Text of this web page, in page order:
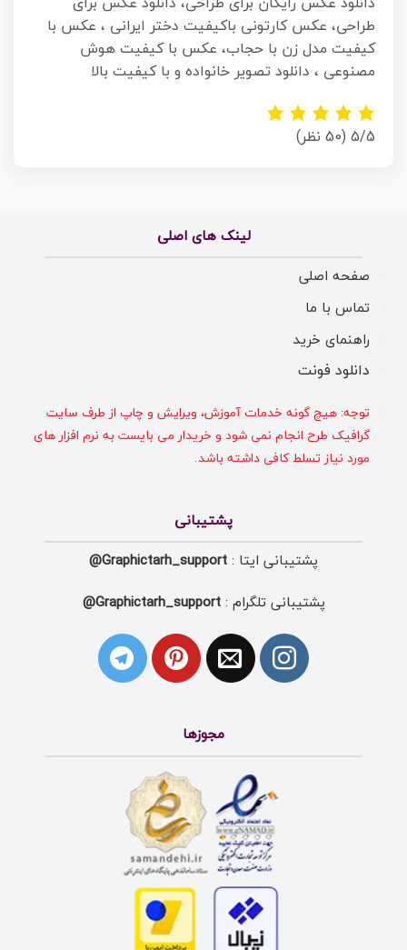
طراحی، عکس کارتونی باکیفیت دختر ایرانی ، عکس با
کیفیت مدل زن با حجاب، عکس با کیفیت هوش
مصنوعی ، دانلود تصویر خانواده و با کیفیت بالا
5/5 (50 نظر)
لینک های اصلی
صفحه اصلی
تماس با ما
راهنمای خرید
دانلود فونت
توجه: هیچ گونه خدمات آموزش، ویرایش و چاپ از طرف سایت
گرافیک طرح انجام نمی شود و خریدار می بایست به نرم افزار های
مورد نیاز تسلط کافی داشته باشد.
پشتیبانی
پشتیبانی ایتا : Graphictarh_support@
پشتیبانی تلگرام :Graphictarh_support@
مجوزها